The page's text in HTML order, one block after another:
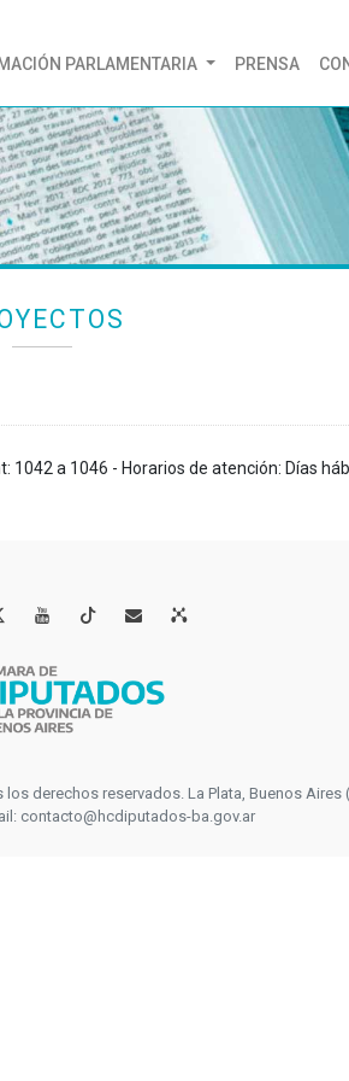
PARLAMENTARIA PRENSA
1042 a 1046 - Horarios de atención: Días
  
derechos reservados. La Plata, Buenos Aires
contacto@hcdiputados-ba.gov.ar